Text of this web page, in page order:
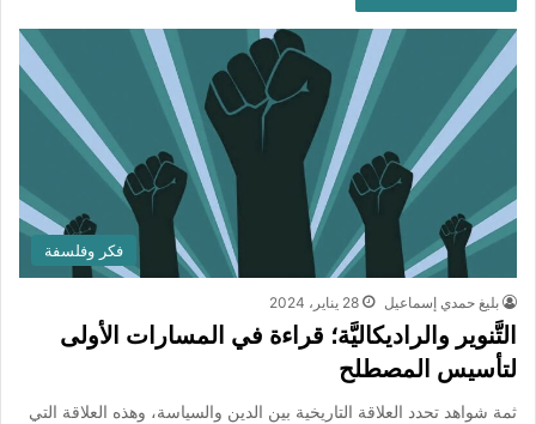
فكر وفلسفة
بليغ حمدي إسماعيل 28 يناير، 2024
التَّنوير والراديكاليَّة؛ قراءة في المسارات الأولى
لتأسيس المصطلح
ثمة شواهد تحدد العلاقة التاريخية بين الدين والسياسة، وهذه العلاقة التي